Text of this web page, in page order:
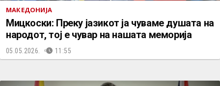
МАКЕДОНИЈА
Мицкоски: Преку јазикот ја чуваме душата на
народот, тој е чувар на нашата меморија
05.05.2026. 11:55